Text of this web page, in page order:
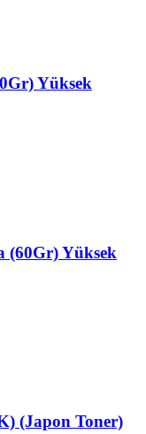
Yüksek
(60Gr) Yüksek
(Japon Toner)